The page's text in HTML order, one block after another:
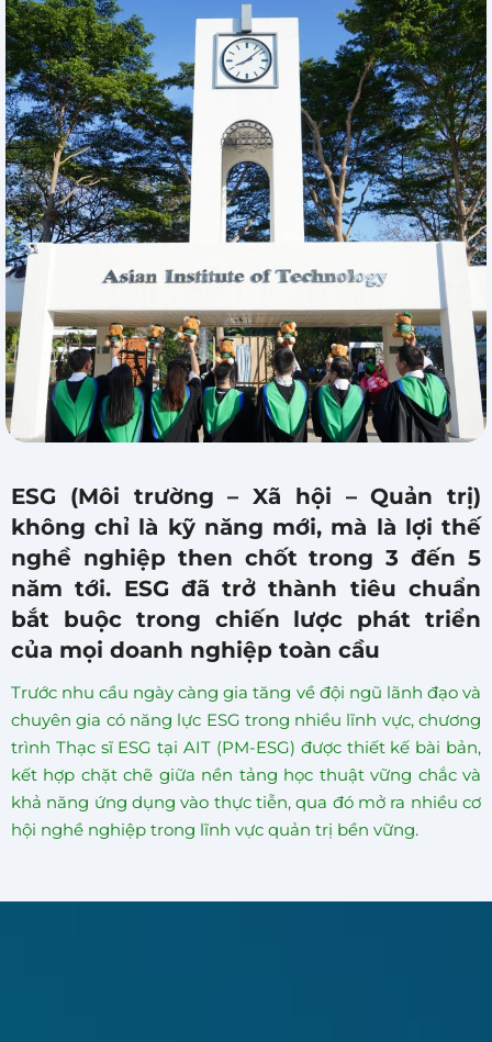
ESG (Môi trường – Xã hội – Quản trị)
không chỉ là kỹ năng mới, mà là lợi thế
nghề nghiệp then chốt trong 3 đến 5
năm tới. ESG đã trở thành tiêu chuẩn
bắt buộc trong chiến lược phát triển
của mọi doanh nghiệp toàn cầu
Trước nhu cầu ngày càng gia tăng về đội ngũ lãnh đạo và
chuyên gia có năng lực ESG trong nhiều lĩnh vực, chương
trình Thạc sĩ ESG tại AIT (PM-ESG) được thiết kế bài bản,
kết hợp chặt chẽ giữa nền tảng học thuật vững chắc và
khả năng ứng dụng vào thực tiễn, qua đó mở ra nhiều cơ
hội nghề nghiệp trong lĩnh vực quản trị bền vững.